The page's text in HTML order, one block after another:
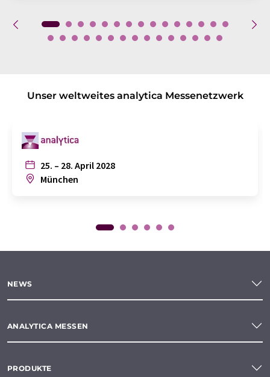
Unser weltweites analytica Messenetzwerk
25. – 28. April 2028
München
NEWS
ANALYTICA MESSEN
PRODUKTE